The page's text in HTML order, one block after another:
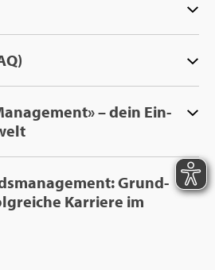
– dein Ein­
Grund­
Kar­rie­re im